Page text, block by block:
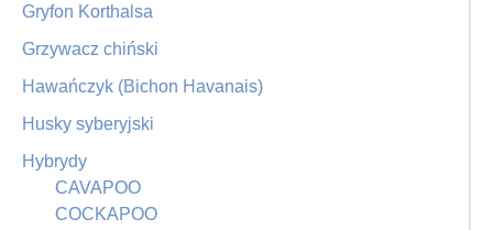
Gryfon Korthalsa
Grzywacz chiński
Hawańczyk (Bichon Havanais)
Husky syberyjski
Hybrydy
CAVAPOO
COCKAPOO